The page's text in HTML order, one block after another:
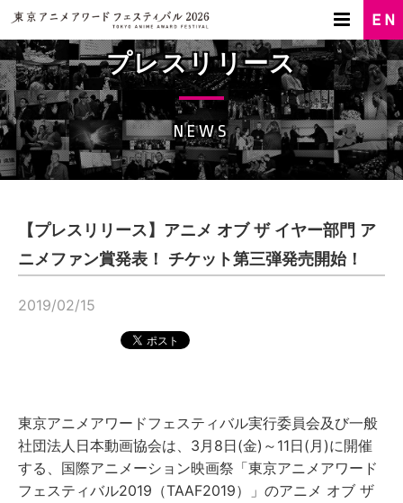
プレスリリース
NEWS
【プレスリリース】アニメ オブ ザ イヤー部門 ア
ニメファン賞発表！ チケット第三弾発売開始！
2019/02/15
東京アニメアワードフェスティバル実行委員会及び一般
社団法人日本動画協会は、3月8日(金)～11日(月)に開催
する、国際アニメーション映画祭「東京アニメアワード
フェスティバル2019（TAAF2019）」のアニメ オブ ザ